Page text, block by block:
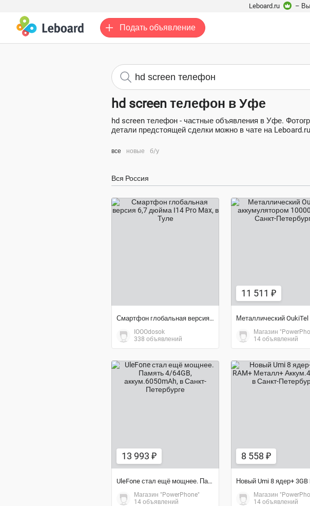
Leboard.ru –
Подать объявление
hd screen телефон в Уфе
hd screen телефон - частные объявления в Уфе.
детали предстоящей сделки можно в чате на
все новые б/у
Вся Россия
Смартфон глобальная версия 6,7 дюйма I14 Pro Max
IOOOdosok
338 объявлений
11 511 ₽
Магазин
14 объявлений
13 993 ₽
UleFone стал ещё мощнее. Память 4/64GB, аккум.6050mAh
Магазин "PowerPhone"
14 объявлений
8 558 ₽
Магазин
14 объявлений